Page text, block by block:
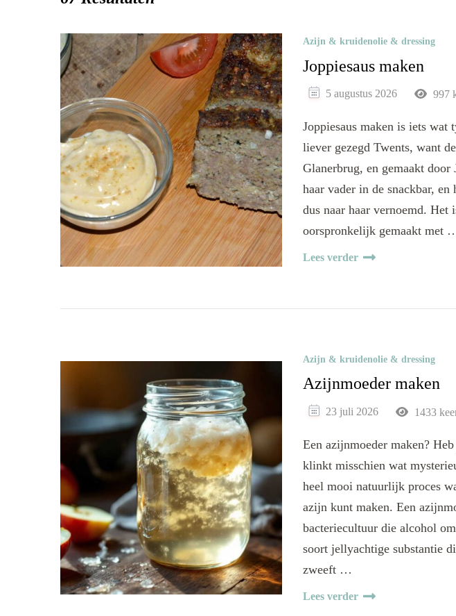
Azijn & kruidenolie & dressing
Joppiesaus maken
5 augustus 2026 997
Joppiesaus maken is iets wat
liever gezegd Twents, want
Glanerbrug, en gemaakt
haar vader in de snackbar,
dus naar haar vernoemd. Het
oorspronkelijk gemaakt met
Lees verder
Azijn & kruidenolie & dressing
Azijnmoeder maken
23 juli 2026 1433
Een azijnmoeder maken?
klinkt misschien wat
heel mooi natuurlijk proces
azijn kunt maken. Een
bacteriecultuur die alcohol
soort jellyachtige substantie
zweeft …
Lees verder